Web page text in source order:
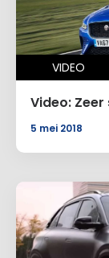
VIDEO
Video:
5 mei 2018